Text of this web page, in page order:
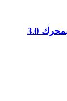
جهاز مشي كهربائي فوكس جيم K-29I بمحرك 3.0